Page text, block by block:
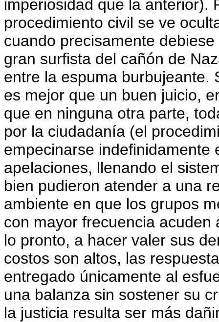
imperiosidad que la anterior).
procedimiento civil se ve
cuando precisamente
gran surfista del cañón de
entre la espuma burbujeante.
es mejor que un buen juicio,
que en ninguna otra parte,
por la ciudadanía (el
empecinarse indefinidamente
apelaciones, llenando el
bien pudieron atender a una
ambiente en que los grupos
con mayor frecuencia
lo pronto, a hacer valer sus
costos son altos, las
entregado únicamente al
una balanza sin sostener su
la justicia resulta ser más